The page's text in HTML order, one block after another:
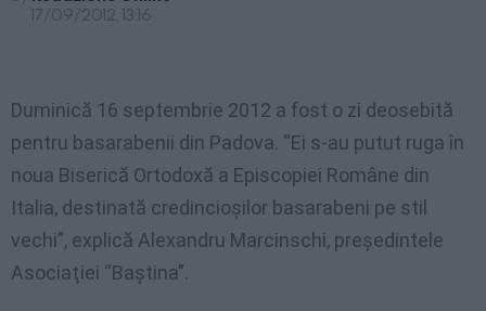
17/09/2012, 13:16
Duminică 16 septembrie 2012 a fost o zi deosebită
pentru basarabenii din Padova. “Ei s-au putut ruga în
noua Biserică Ortodoxă a Episcopiei Române din
Italia, destinată credincioşilor basarabeni pe stil
vechi”, explică Alexandru Marcinschi, preşedintele
Asociaţiei “Baştina”.